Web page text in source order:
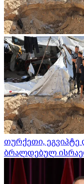
თურქეთი, ეგვიპტე
ბრალდებულ